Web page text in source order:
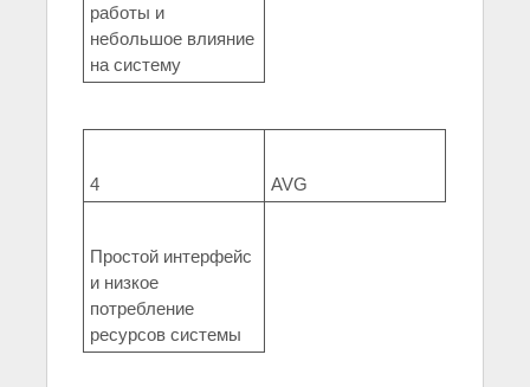
работы и
небольшое влияние
на систему
4 AVG
Простой интерфейс
и низкое
потребление
ресурсов системы